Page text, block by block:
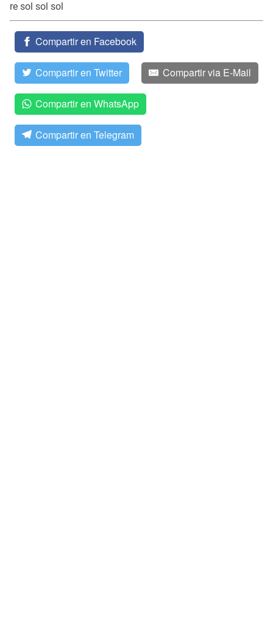
re sol sol sol
Compartir en Facebook
Compartir en Twitter Compartir via E-Mail
Compartir en WhatsApp
Compartir en Telegram